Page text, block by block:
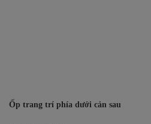
Ốp trang trí phía dưới cản sau